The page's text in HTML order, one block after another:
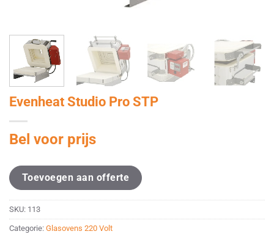
Evenheat Studio Pro STP
Bel voor prijs
Toevoegen aan offerte
SKU: 113
Categorie: Glasovens 220 Volt